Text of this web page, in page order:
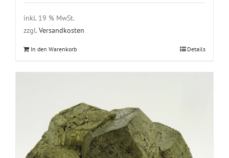
inkl. 19 % MwSt.
zzgl. Versandkosten
In den Warenkorb Details